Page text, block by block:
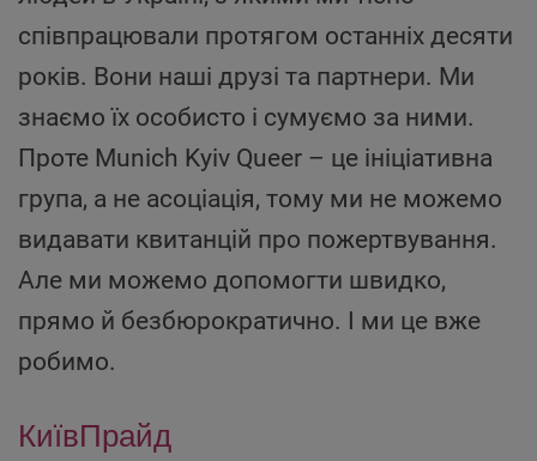
співпрацювали протягом останніх десяти
років. Вони наші друзі та партнери. Ми
знаємо їх особисто і сумуємо за ними.
Проте Munich Kyiv Queer – це ініціативна
група, а не асоціація, тому ми не можемо
видавати квитанцій про пожертвування.
Але ми можемо допомогти швидко,
прямо й безбюрократично. І ми це вже
робимо.
КиївПрайд